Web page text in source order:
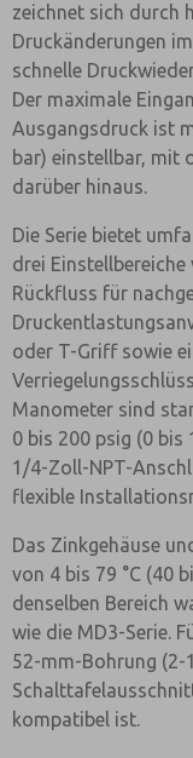
zeichnet sich durch
Druckänderungen
schnelle
Der maximale
Ausgangsdruck ist
bar) einstellbar, mit
darüber hinaus.
Die Serie bietet
drei
Rückfluss für
oder T-Griff sowie
Manometer sind
0 bis 200 psig (0
1/4-Zoll-NPT-
flexible
Das Zinkgehäuse
von 4 bis 79 °C (40
denselben Bereich
wie die MD3-Serie.
52-mm-Bohrung
kompatibel ist.